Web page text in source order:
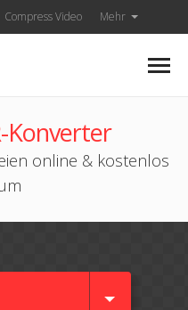
Compress Video Mehr
Konverter
online & kostenlos